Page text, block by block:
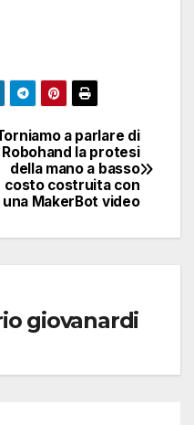
a parlare di
Robohand la protesi
della mano a basso
costo costruita con
una MakerBot video
giovanardi